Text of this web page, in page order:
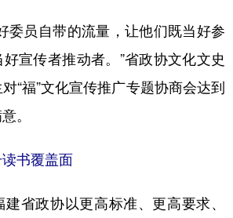
员自带的流量，让他们既当好参
宣传者推动者。”省政协文化文史
“福”文化宣传推广专题协商会达到
。
书覆盖面
政协以更高标准、更高要求、